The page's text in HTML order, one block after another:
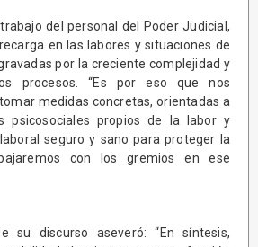
del personal del Poder Judicial,
en las labores y situaciones de
por la creciente complejidad y
procesos. “Es por eso que nos
medidas concretas, orientadas a
psicosociales propios de la labor y
seguro y sano para proteger la
con los gremios en ese
su discurso aseveró: “En síntesis,